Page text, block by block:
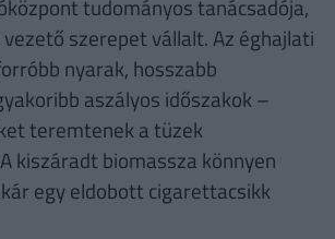
tudományos tanácsadója,
szerepet vállalt. Az éghajlati
nyarak, hosszabb
aszályos időszakok –
teremtenek a tüzek
kiszáradt biomassza könnyen
egy eldobott cigarettacsikk